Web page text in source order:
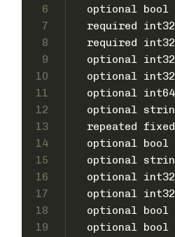
6
7
8
9
10
11
12
13
14
15
16
17
18
19
optional bool
required
required
optional
optional
optional
optional
repeated
optional bool
optional
optional
optional
optional bool
optional bool